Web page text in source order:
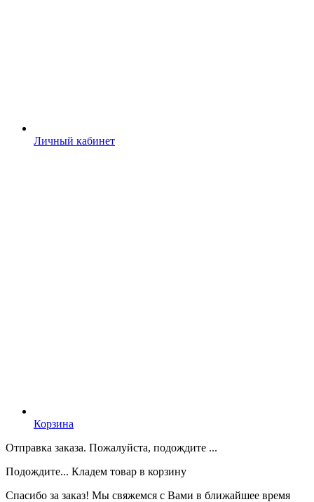
Личный кабинет
Корзина
Отправка заказа. Пожалуйста, подождите ...
Подождите... Кладем товар в корзину
Спасибо за заказ! Мы свяжемся с Вами в ближайшее время